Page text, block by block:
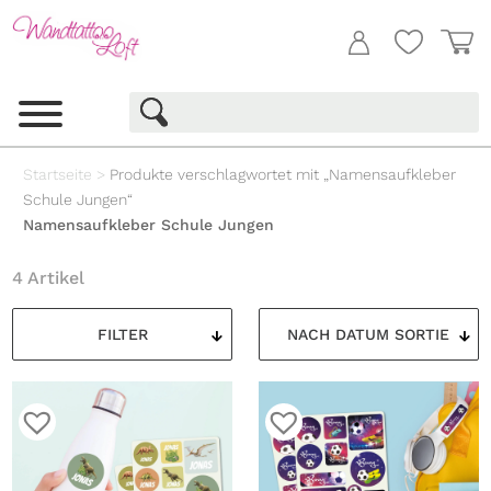
Startseite > Produkte verschlagwortet mit „Namensaufkleber
Schule Jungen“
Namensaufkleber Schule Jungen
FILTER
4 Artikel